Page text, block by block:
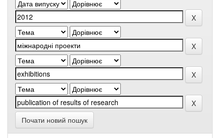
Почати новий пошук